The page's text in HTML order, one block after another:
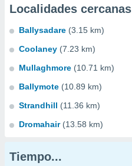
Localidades cercanas
Ballysadare (3.15 km)
Coolaney (7.23 km)
Mullaghmore (10.71 km)
Ballymote (10.89 km)
Strandhill (11.36 km)
Dromahair (13.58 km)
Tiempo...